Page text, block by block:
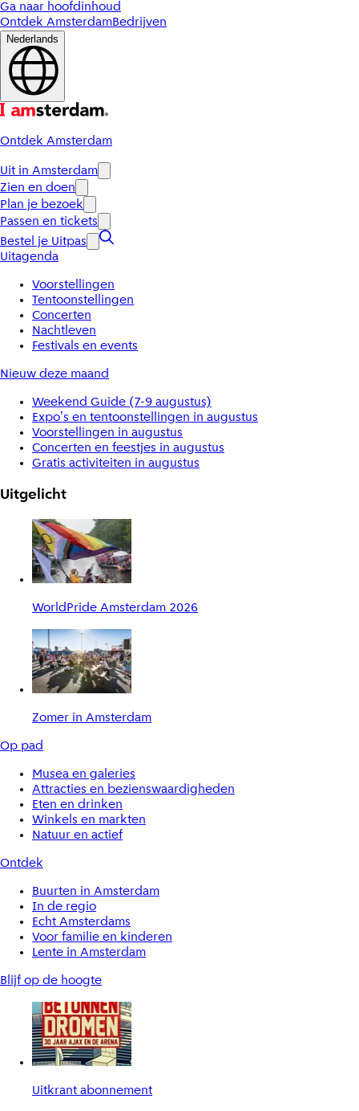
Ga naar hoofdinhoud
Ontdek AmsterdamBedrijven
Nederlands
Ontdek Amsterdam
Uit in Amsterdam
Zien en doen
Plan je bezoek
Passen en tickets
Bestel je Uitpas
Uitagenda
Voorstellingen
Tentoonstellingen
Concerten
Nachtleven
Festivals en events
Nieuw deze maand
Weekend Guide (7-9 augustus)
Expo's en tentoonstellingen in augustus
Voorstellingen in augustus
Concerten en feestjes in augustus
Gratis activiteiten in augustus
Uitgelicht
WorldPride Amsterdam 2026
Zomer in Amsterdam
Op pad
Musea en galeries
Attracties en bezienswaardigheden
Eten en drinken
Winkels en markten
Natuur en actief
Ontdek
Buurten in Amsterdam
In de regio
Echt Amsterdams
Voor familie en kinderen
Lente in Amsterdam
Blijf op de hoogte
Uitkrant abonnement